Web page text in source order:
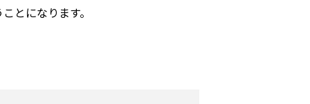
とになります。